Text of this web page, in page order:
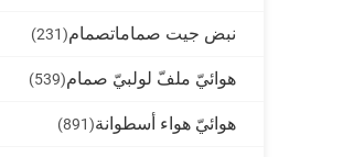
نبض جيت صماماتصمام(231)
هوائيّ ملفّ لولبيّ صمام(539)
هوائيّ هواء أسطوانة(891)